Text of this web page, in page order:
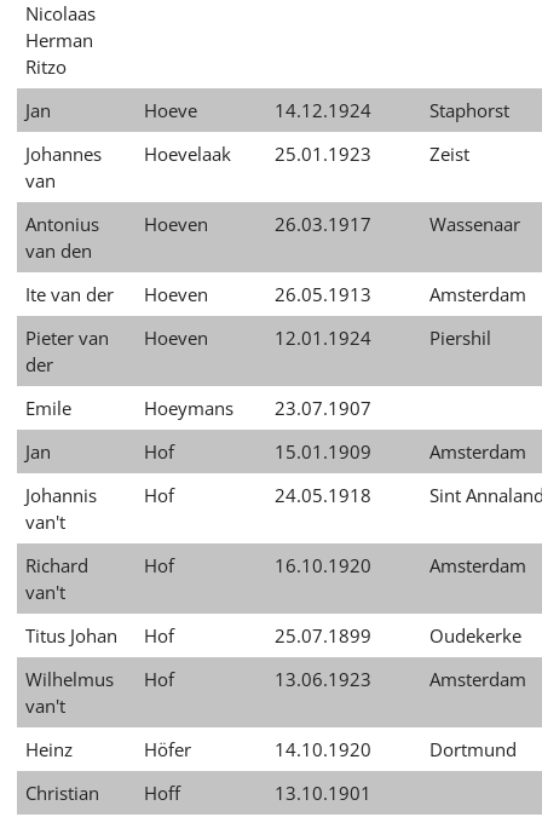
Nicolaas
Herman
Ritzo
Jan Hoeve 14.12.1924
Staphorst
Johannes
van
Hoevelaak 25.01.1923 Zeist
Antonius
van den
Hoeven 26.03.1917 Wassenaar
Ite van der Hoeven 26.05.1913
Amsterdam
Pieter van
der
Hoeven 12.01.1924 Piershil
Emile Hoeymans
23.07.1907
Jan
Hof 15.01.1909
Amsterdam
Johannis
van't
Hof 24.05.1918 Sint
Richard
van't
Hof 16.10.1920 Amsterdam
Titus Johan Hof 25.07.1899
Oudekerke
Wilhelmus
van't
Hof 13.06.1923 Amsterdam
Heinz Höfer 14.10.1920
Dortmund
Christian
Hoff
13.10.1901